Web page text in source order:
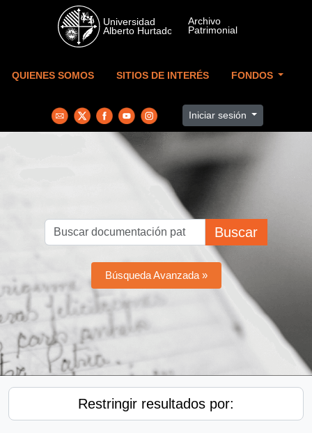
Skip to main content
QUIENES SOMOS SITIOS DE INTERÉS FONDOS
Iniciar sesión
Buscar
Búsqueda Avanzada »
Restringir resultados por: